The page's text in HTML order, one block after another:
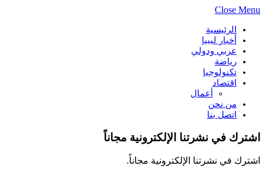
Close Menu
الرئيسية
أخبار ليبيا
عربي ودولي
رياضة
تكنولوجيا
اقتصاد
أعمال
من نحن
اتصل بنا
اشترك في نشرتنا الإلكترونية مجاناً
اشترك في نشرتنا الإلكترونية مجاناً.